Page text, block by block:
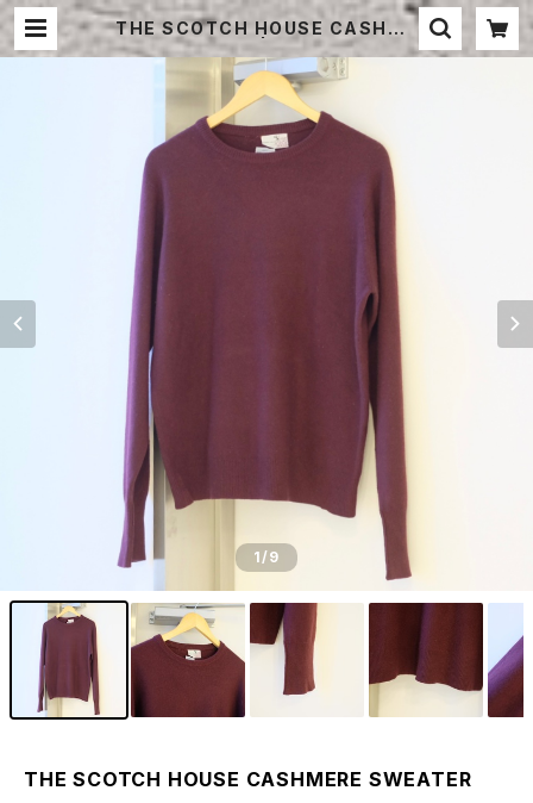
THE SCOTCH HOUSE CASHME
RE SWEATER | STRAYSHEEP
ONLINE
1/9
THE SCOTCH HOUSE CASHMERE SWEATER